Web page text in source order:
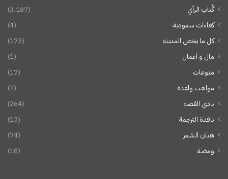
كُتاب الرأي
(3٬187)
كفاءات سعودية
(4)
كل ما يخص المدينة
(173)
مال و أعمال
(1)
منوعات
(17)
مواهب واعدة
(2)
نادي القصة
(264)
نافذة الترجمة
(13)
هتان الشعر
(74)
ومضة
(18)